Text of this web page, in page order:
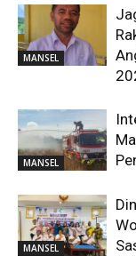
MANSEL
MANSEL
MANSEL